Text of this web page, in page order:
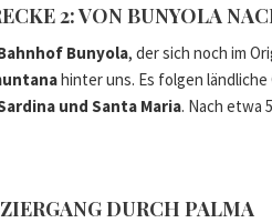
2: VON BUNYOLA
Bunyola, der sich noch im
hinter uns. Es folgen
und Santa Maria. Nach etwa
DURCH PALMA